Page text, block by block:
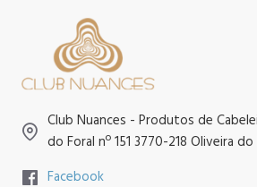
Club Nuances - Produtos de
do Foral nº 151 3770-218 Oliveira
Facebook